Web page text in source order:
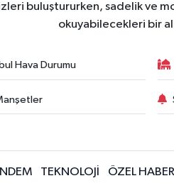
buluştururken, sadelik ve
okuyabilecekleri bir
Hava Durumu
TEKNOLOJİ ÖZEL HABER